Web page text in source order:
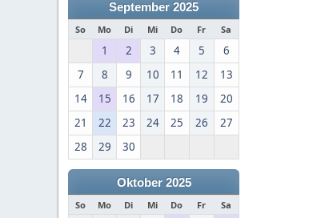
September 2025
So Mo Di Mi Do Fr Sa
1 2 3 4 5
6
7
8 9 10 11 12
13
14
15 16 17 18 19
20
21
22 23 24 25 26
27
28
29 30
Oktober 2025
So Mo Di Mi Do Fr Sa